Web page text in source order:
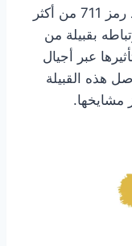
تمثل هوية وانتماء وأصالة عريقة ويُعد رمز 711 من أكثر
بقبيلة من
عبر أجيال
هذه القبيلة
مشايخها.